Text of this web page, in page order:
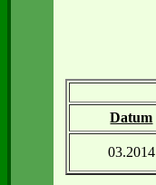
Datum
03.2014